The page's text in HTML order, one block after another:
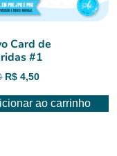
Card de
#1
O
original
R$ 4,50O
atual
ao carrinho